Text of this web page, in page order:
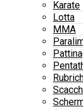
Karate
Lotta
MMA